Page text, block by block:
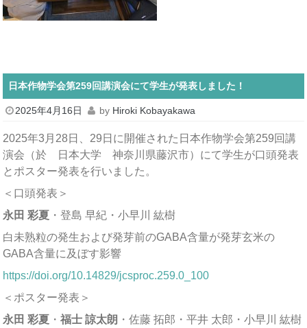
日本作物学会第259回講演会にて学生が発表しました！
2025年4月16日 by Hiroki Kobayakawa
2025年3月28日、29日に開催された日本作物学会第259回講
演会（於 日本大学 神奈川県藤沢市）にて学生が口頭発表
とポスター発表を行いました。
＜口頭発表＞
永田 彩夏 ・登島 早紀・小早川 紘樹
白未熟粒の発生および発芽前のGABA含量が発芽玄米の
GABA含量に及ぼす影響
https://doi.org/10.14829/jcsproc.259.0_100
＜ポスター発表＞
永田 彩夏 ・ 福士 諒太朗 ・佐藤 拓郎・平井 太郎・小早川 紘樹